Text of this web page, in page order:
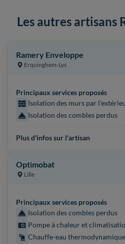
Les autres artisans
Ramery Enveloppe
Erquinghem-Lys
Principaux services proposés
Isolation des murs par
Isolation des combles perdus
Plus d'infos sur l'artisan
Optimobat
Lille
Principaux services proposés
Isolation des combles perdus
Pompe à chaleur et
Chauffe-eau thermodynamique